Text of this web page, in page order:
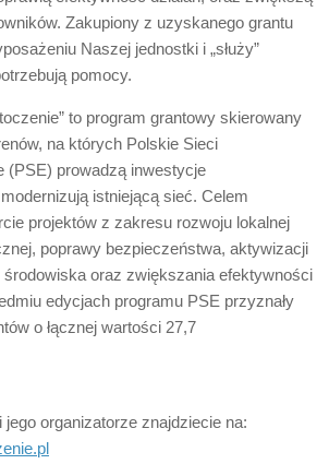
Zakupiony z uzyskanego grantu
Naszej jednostki i „służy”
pomocy.
to program grantowy skierowany
na których Polskie Sieci
(PSE) prowadzą inwestycje
istniejącą sieć. Celem
projektów z zakresu rozwoju lokalnej
poprawy bezpieczeństwa, aktywizacji
środowiska oraz zwiększania efektywności
edycjach programu PSE przyznały
o łącznej wartości 27,7
organizatorze znajdziecie na: